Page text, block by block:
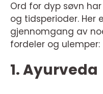
Ord for dyp søvn
og tidsperioder. Her
gjennomgang av
fordeler og ulemper:
1. Ayurveda